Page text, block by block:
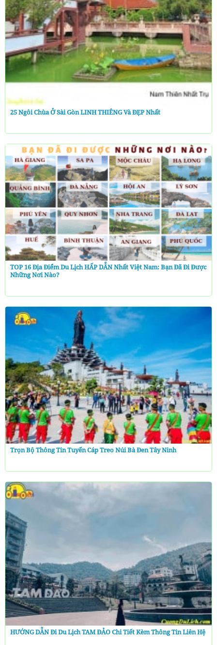
25 Ngôi Chùa Ở Sài Gòn LINH THIÊNG Và ĐẸP Nhất
TOP 16 Địa Điểm Du Lịch HẤP DẪN Nhất Việt Nam: Bạn Đã Đi Được
Những Nơi Nào?
Trọn Bộ Thông Tin Tuyến Cáp Treo Núi Bà Đen Tây Ninh
HƯỚNG DẪN Đi Du Lịch TAM ĐẢO Chi Tiết Kèm Thông Tin Liên Hệ